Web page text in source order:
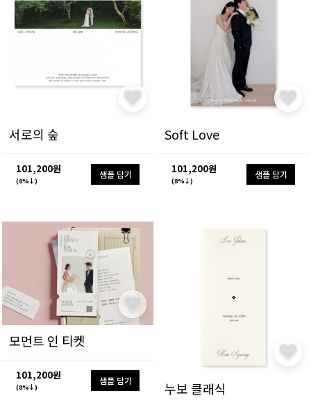
서로의 숲
101,200원
(8%↓)
샘플 담기
Soft Love
101,200원
(8%↓)
샘플 담기
모먼트 인 티켓
101,200원
(8%↓)
샘플 담기 누보 클래식